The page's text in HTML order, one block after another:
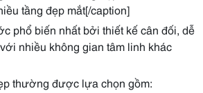
tầng đẹp mắt[/caption]
phổ biến nhất bởi thiết kế cân đối, dễ
nhiều không gian tâm linh khác
thường được lựa chọn gồm: